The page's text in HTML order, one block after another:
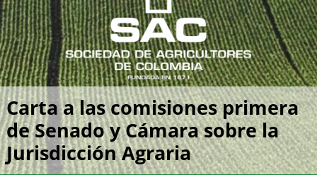
Sala de Prensa
Eventos
Carta a las comisiones primera
de Senado y Cámara sobre la
Jurisdicción Agraria